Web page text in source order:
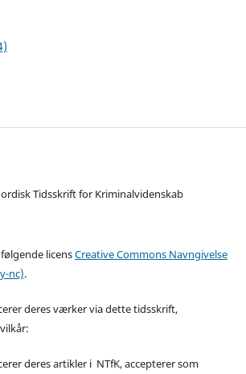
Tidsskrift for Kriminalvidenskab
licensCreative Commons Navngivelse
nc).
deres værker via dette tidsskrift,
deres artikler i NTfK, accepterer som